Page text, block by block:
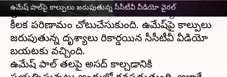
ఉమేష్ పాల్‌పై కాల్పులు జరుపుతున్న సీసీటీవీ వీడియో వైరల్
ప్రయాగ్‌రాజ్‌లో జరిగినఉమేష్ పాల్ హత్య కేసులో
కీలక పరిణామం చోటుచేసుకుంది. ఉమేష్‌పై కాల్పులు
జరుపుతున్న దృశ్యాలు రికార్డయిన సీసీటీవీ వీడియో
బయటకు వచ్చింది.
ఉమేష్ పాల్ తలపై అసద్ కాల్చడానికి